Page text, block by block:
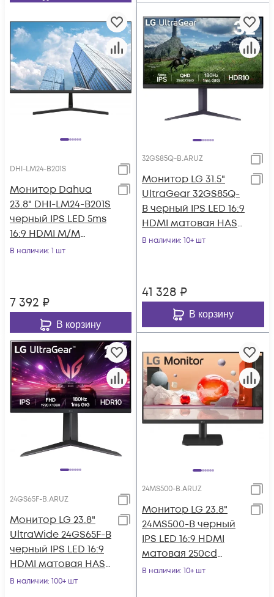
DHI-LM24-B201S
Монитор Dahua
23.8" DHI-LM24-B201S
черный IPS LED 5ms
16:9 HDMI M/M
матовая 1000:1
В наличии: 1 шт
7 392 ₽
В корзину
32GS85Q-B.ARUZ
Монитор LG 31.5"
UltraGear 32GS85Q-
B черный IPS LED 16:9
HDMI матовая HAS
350cd 178гр/178гр
В наличии: 10+ шт
41 328 ₽
В корзину
24GS65F-B.ARUZ
Монитор LG 23.8"
UltraWide 24GS65F-B
черный IPS LED 16:9
HDMI матовая HAS
300cd 178гр/178гр
В наличии: 100+ шт
24MS500-B.ARUZ
Монитор LG 23.8"
24MS500-B черный
IPS LED 16:9 HDMI
матовая 250cd
178гр/178гр 1920x1080
В наличии: 10+ шт